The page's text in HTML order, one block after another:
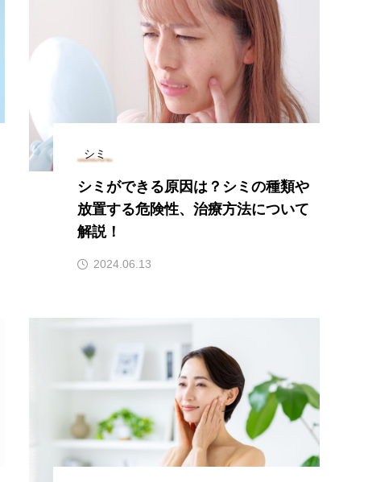
シミ
シミができる原因は？シミの種類や
放置する危険性、治療方法について
解説！
2024.06.13